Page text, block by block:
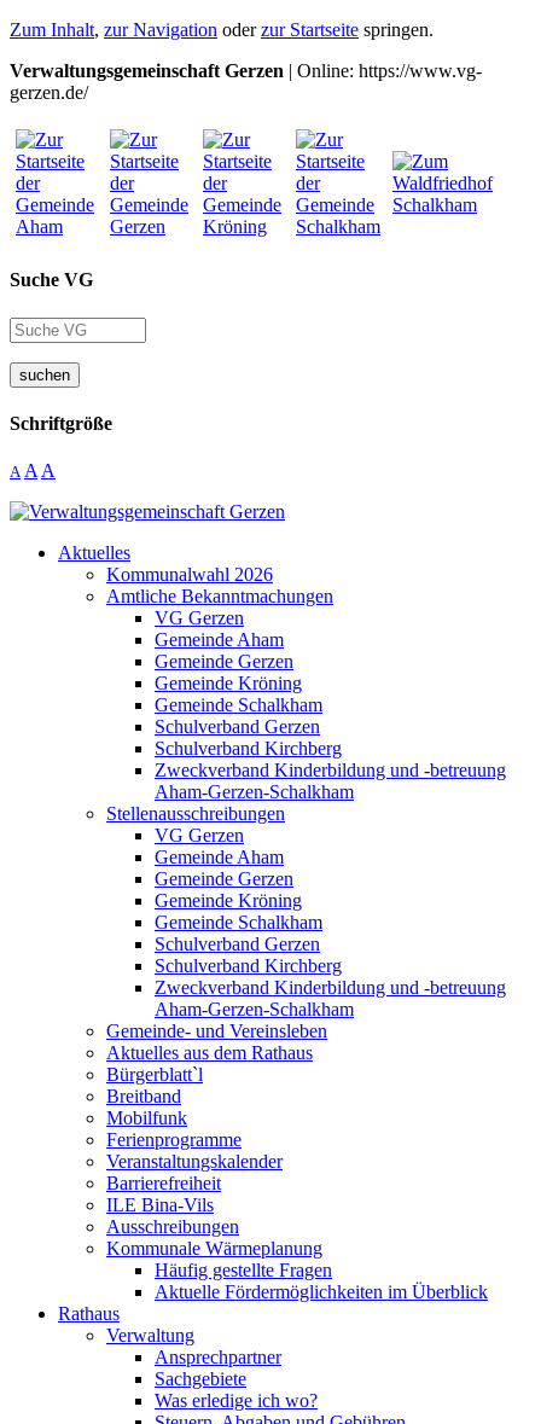
Zum Inhalt, zur Navigation oderzur Startseite springen.
Verwaltungsgemeinschaft Gerzen | Online: https://www.vg-
gerzen.de/
Suche VG
suchen
Schriftgröße
A A A
Aktuelles
Kommunalwahl 2026
Amtliche Bekanntmachungen
VG Gerzen
Gemeinde Aham
Gemeinde Gerzen
Gemeinde Kröning
Gemeinde Schalkham
Schulverband Gerzen
Schulverband Kirchberg
Zweckverband Kinderbildung und -betreuung
Aham-Gerzen-Schalkham
Stellenausschreibungen
VG Gerzen
Gemeinde Aham
Gemeinde Gerzen
Gemeinde Kröning
Gemeinde Schalkham
Schulverband Gerzen
Schulverband Kirchberg
Zweckverband Kinderbildung und -betreuung
Aham-Gerzen-Schalkham
Gemeinde- und Vereinsleben
Aktuelles aus dem Rathaus
Bürgerblatt`l
Breitband
Mobilfunk
Ferienprogramme
Veranstaltungskalender
Barrierefreiheit
ILE Bina-Vils
Ausschreibungen
Kommunale Wärmeplanung
Häufig gestellte Fragen
Aktuelle Fördermöglichkeiten im Überblick
Rathaus
Verwaltung
Ansprechpartner
Sachgebiete
Was erledige ich wo?